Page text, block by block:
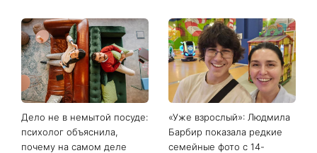
Дело не в немытой посуде:
психолог объяснила,
почему на самом деле
«Уже взрослый»: Людмила
Барбир показала редкие
семейные фото с 14-